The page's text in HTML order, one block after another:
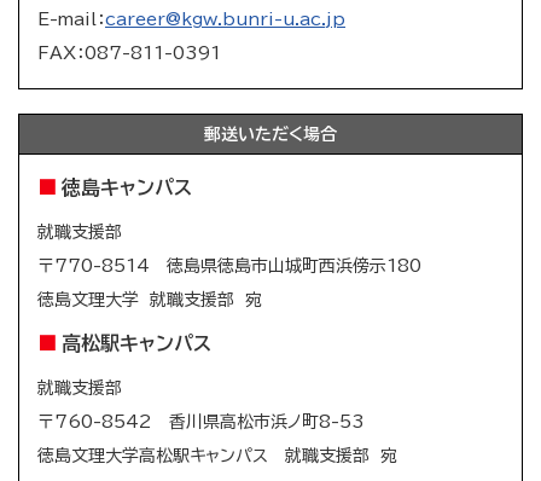
E-mail：career@kgw.bunri-u.ac.jp
FAX：087-811-0391
郵送いただく場合
徳島キャンパス
就職支援部
〒770-8514 徳島県徳島市山城町西浜傍示180
徳島文理大学 就職支援部 宛
高松駅キャンパス
就職支援部
〒760-8542 香川県高松市浜ノ町8-53
徳島文理大学高松駅キャンパス 就職支援部 宛